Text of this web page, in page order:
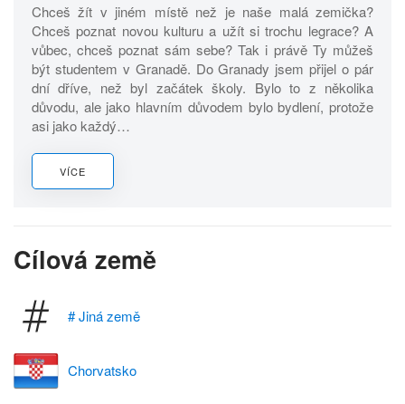
Chceš žít v jiném místě než je naše malá zemička?
Chceš poznat novou kulturu a užít si trochu legrace? A
vůbec, chceš poznat sám sebe? Tak i právě Ty můžeš
být studentem v Granadě. Do Granady jsem přijel o pár
dní dříve, než byl začátek školy. Bylo to z několika
důvodu, ale jako hlavním důvodem bylo bydlení, protože
asi jako každý…
VÍCE
Cílová země
# Jiná země
Chorvatsko